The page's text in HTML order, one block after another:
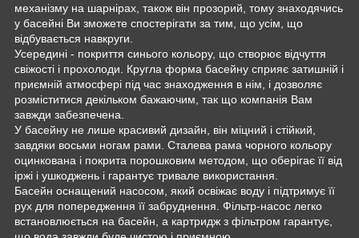
механізму на шарнірах, також він прозорий, тому знаходячись
у басейні Ви зможете спостерігати за тим, що усім, що
відбувається навкруги.
Усередині - покриття синього кольору, що створює відчуття
свіжості і прохолоди. Кругла форма басейну сприяє затишній і
приємній атмосфері під час знаходження в нім, і дозволяє
розміститися декільком бажаючим, так що компанія Вам
завжди забезпечена.
У басейну не лише красивий дизайн, він міцний і стійкий,
завдяки восьми ногам рами. Сталева рама чорного кольору
оцинкована і покрита порошковим методом, що оберігає її від
іржі і ушкоджень і гарантує тривале використання.
Басейн оснащений насосом, який освіжає воду і підтримує її
рух для попередження її забруднення. Фільтр-насос легко
встановлюється на басейн, а картридж з фільтром гарантує,